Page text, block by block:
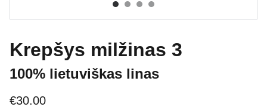
Krepšys milžinas 3
100% lietuviškas linas
€30.00